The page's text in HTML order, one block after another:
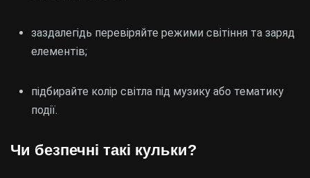
заздалегідь перевіряйте режими світіння та заряд
елементів;
підбирайте колір світла під музику або тематику
події.
Чи безпечні такі кульки?